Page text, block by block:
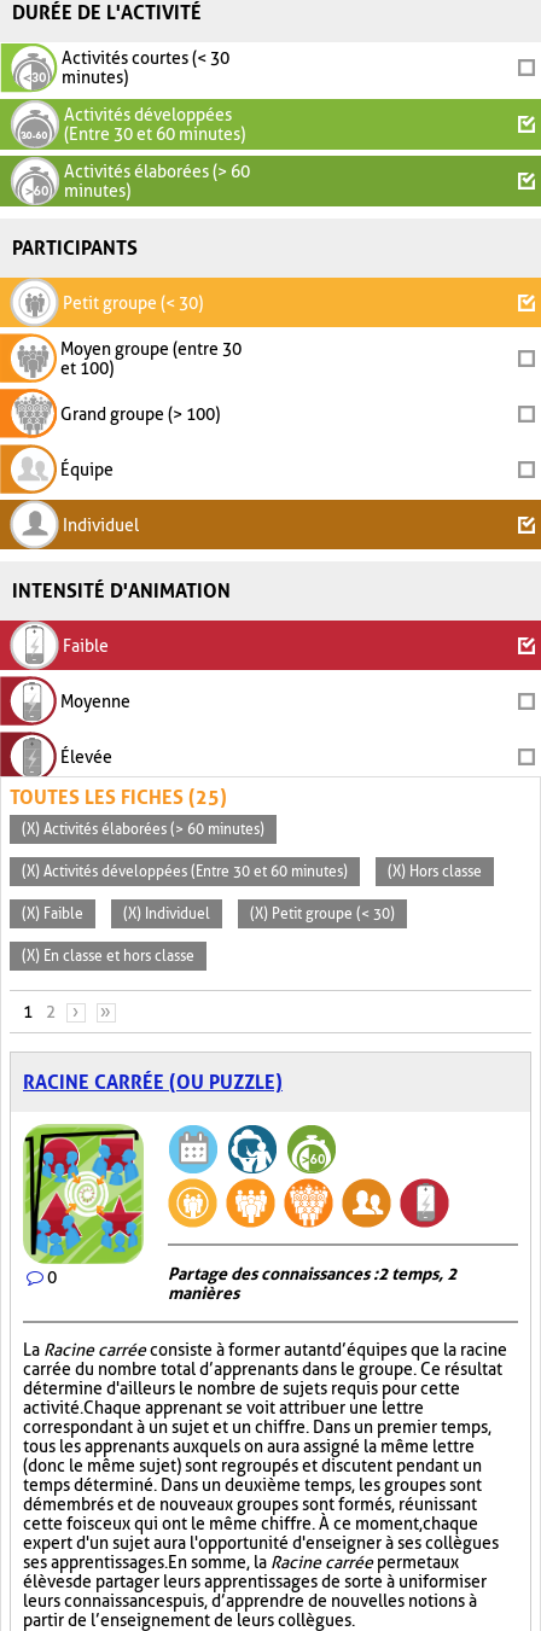
DURÉE DE L'ACTIVITÉ
Activités courtes (< 30
minutes)
Activités développées
(Entre 30 et 60 minutes)
Activités élaborées (> 60
minutes)
PARTICIPANTS
Petit groupe (< 30)
Moyen groupe (entre 30
et 100)
Grand groupe (> 100)
Équipe
Individuel
INTENSITÉ D'ANIMATION
Faible
Moyenne
Élevée
TOUTES LES FICHES (25)
(X) Activités élaborées (> 60 minutes)
(X) Activités développées (Entre 30 et 60 minutes) (X) Hors classe
(X) Faible (X) Individuel (X) Petit groupe (< 30)
(X) En classe et hors classe
PAGES
1 2 › »
RACINE CARRÉE (OU PUZZLE)
0
Partage des connaissances : 2 temps, 2
manières
La Racine carréeconsiste à former autant d’équipes que la racine
carrée du nombre total d’apprenants dans le groupe. Ce résultat
détermine d'ailleurs le nombre de sujets requis pour cette
activité. Chaque apprenant se voit attribuer une lettre
correspondant à un sujet et un chiffre. Dans un premier temps,
tous les apprenants auxquels on aura assigné la même lettre
(donc le même sujet) sont regroupés et discutent pendant un
temps déterminé. Dans un deuxième temps, les groupes sont
démembrés et de nouveaux groupes sont formés, réunissant
cette fois ceux qui ont le même chiffre. À ce moment, chaque
expert d'un sujet aura l'opportunité d'enseigner à ses collègues
ses apprentissages. En somme, la Racine carréepermet aux
élèves de partager leurs apprentissages de sorte à uniformiser
leurs connaissances puis, d’apprendre de nouvelles notions à
partir de l’enseignement de leurs collègues.